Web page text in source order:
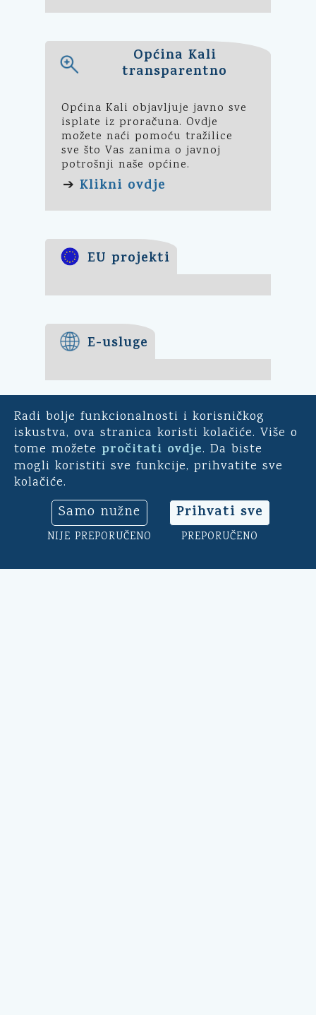
Radi bolje funkcionalnosti i korisničkog
iskustva, ova stranica koristi kolačiće. Više o
tome možete pročitati ovdje. Da biste
mogli koristiti sve funkcije, prihvatite sve
kolačiće.
Samo nužne
NIJE PREPORUČENO
Prihvati sve
PREPORUČENO
Općina Kali
transparentno
Općina Kali objavljuje javno sve
isplate iz proračuna. Ovdje
možete naći pomoću tražilice
sve što Vas zanima o javnoj
potrošnji naše općine.
➔ Klikni ovdje
EU projekti
E-usluge
E-demokracija
Za mještane Općine Kali -
uključite se u ankete o
općinu. Sudjelujte u
savjetodavnim e-referendumima.
Osim toga, na ovoj aplikaciji